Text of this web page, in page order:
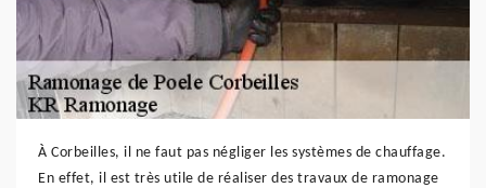
À Corbeilles, il ne faut pas négliger les systèmes de chauffage.
En effet, il est très utile de réaliser des travaux de ramonage